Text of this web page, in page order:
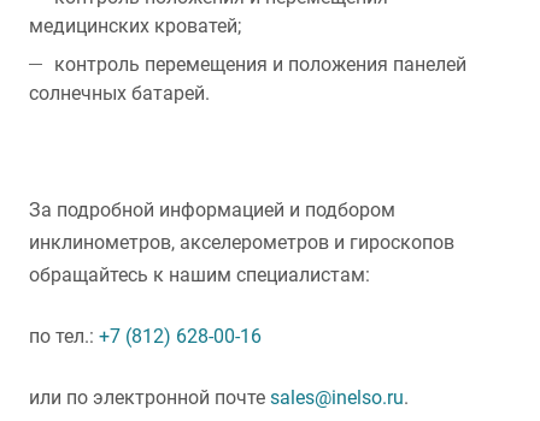
медицинских кроватей;
контроль перемещения и положения панелей
солнечных батарей.
За подробной информацией и подбором
инклинометров, акселерометров и гироскопов
обращайтесь к нашим специалистам:
по тел.: +7 (812) 628-00-16
или по электронной почте sales@inelso.ru.